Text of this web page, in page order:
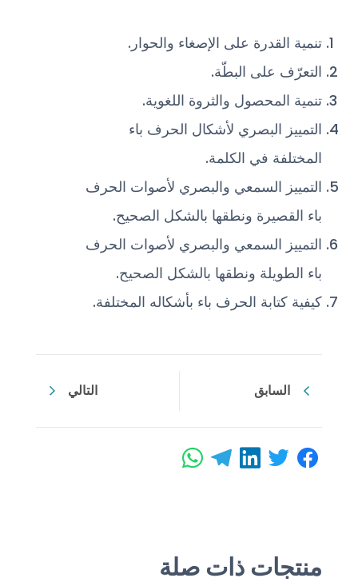
تنمية القدرة على الإصغاء والحوار.
التعرّف على البطّة.
تنمية المحصول والثروة اللغوية.
التمييز البصري لأشكال الحرف باء
المختلفة في الكلمة.
التمييز السمعي والبصري لأصوات الحرف
باء القصيرة ونطقها بالشكل الصحيح.
التمييز السمعي والبصري لأصوات الحرف
باء الطويلة ونطقها بالشكل الصحيح.
كيفية كتابة الحرف باء بأشكاله المختلفة.
السابق التالي
منتجات ذات صلة